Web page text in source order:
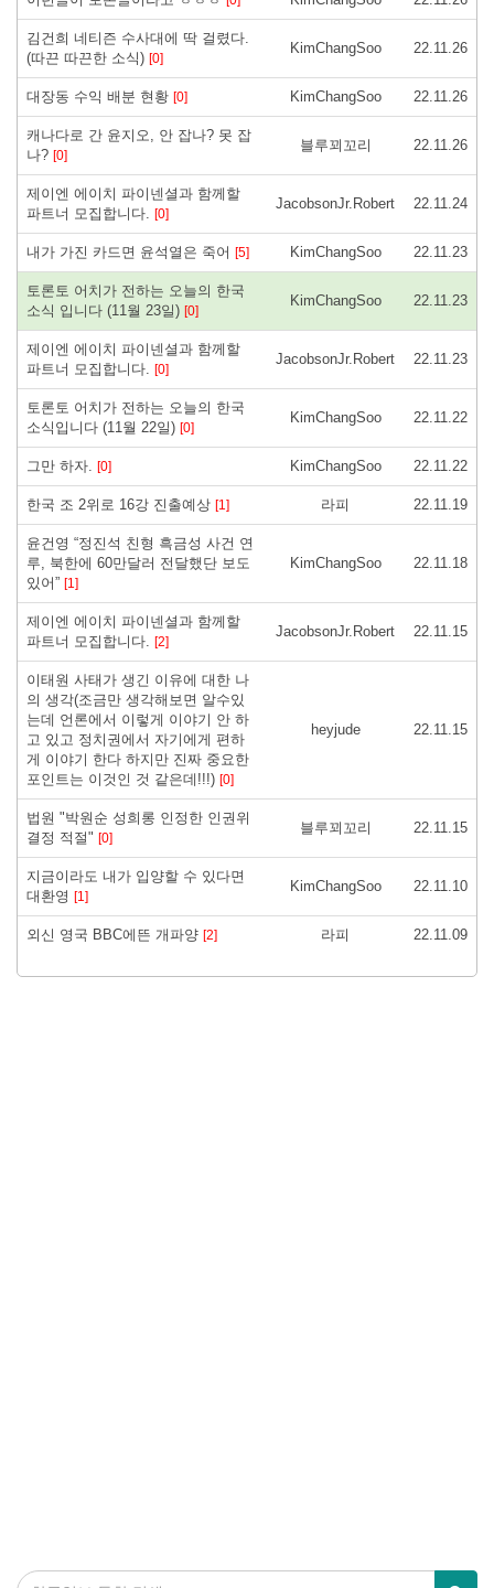
김건희 네티즌 수사대에 딱 걸렸다.
(따끈 따끈한 소식) [0]
KimChangSoo 22.11.26
대장동 수익 배분 현황 [0] KimChangSoo 22.11.26
캐나다로 간 윤지오, 안 잡나? 못 잡
나? [0]
블루꾀꼬리 22.11.26
제이엔 에이치 파이넨셜과 함께할
파트너 모집합니다. [0]
JacobsonJr.Robert 22.11.24
내가 가진 카드면 윤석열은 죽어 [5] KimChangSoo 22.11.23
토론토 어치가 전하는 오늘의 한국
소식 입니다 (11월 23일) [0]
KimChangSoo 22.11.23
제이엔 에이치 파이넨셜과 함께할
파트너 모집합니다. [0]
JacobsonJr.Robert 22.11.23
토론토 어치가 전하는 오늘의 한국
소식입니다 (11월 22일) [0]
KimChangSoo 22.11.22
그만 하자. [0] KimChangSoo 22.11.22
한국 조 2위로 16강 진출예상 [1] 라피 22.11.19
윤건영 “정진석 친형 흑금성 사건 연
루, 북한에 60만달러 전달했단 보도
있어” [1]
KimChangSoo 22.11.18
제이엔 에이치 파이넨셜과 함께할
파트너 모집합니다. [2]
JacobsonJr.Robert 22.11.15
이태원 사태가 생긴 이유에 대한 나
의 생각(조금만 생각해보면 알수있
는데 언론에서 이렇게 이야기 안 하
고 있고 정치권에서 자기에게 편하
게 이야기 한다 하지만 진짜 중요한
포인트는 이것인 것 같은데!!!) [0]
heyjude 22.11.15
법원 "박원순 성희롱 인정한 인권위
결정 적절" [0]
블루꾀꼬리 22.11.15
지금이라도 내가 입양할 수 있다면
대환영 [1]
KimChangSoo 22.11.10
외신 영국 BBC에뜬 개파양 [2] 라피 22.11.09